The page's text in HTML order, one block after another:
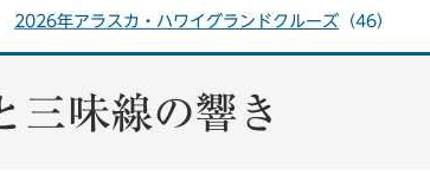
2026年アラスカ・ハワイグランドクルーズ（46）
三味線の響き